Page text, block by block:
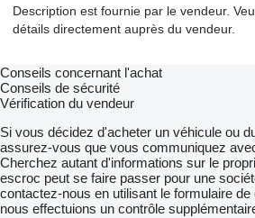
Description est fournie par le vendeur.
détails directement auprès du vendeur.
Conseils concernant l'achat
Conseils de sécurité
Vérification du vendeur
Si vous décidez d'acheter un véhicule ou
assurez-vous que vous communiquez
Cherchez autant d'informations sur le
escroc peut se faire passer pour une
contactez-nous en utilisant le formulaire
nous effectuions un contrôle